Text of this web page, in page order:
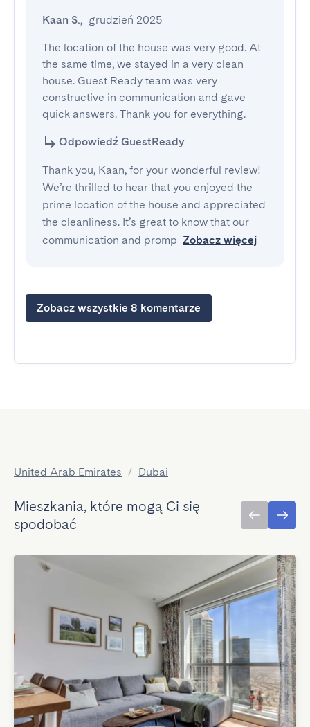
Kaan S., grudzień 2025
The location of the house was very good. At
the same time, we stayed in a very clean
house. Guest Ready team was very
constructive in communication and gave
quick answers. Thank you for everything.
Odpowiedź GuestReady
Thank you, Kaan, for your wonderful review!
We’re thrilled to hear that you enjoyed the
prime location of the house and appreciated
the cleanliness. It’s great to know that our
communication and promp Zobacz więcej
Zobacz wszystkie 8 komentarze
United Arab Emirates / Dubai
Mieszkania, które mogą Ci się
spodobać